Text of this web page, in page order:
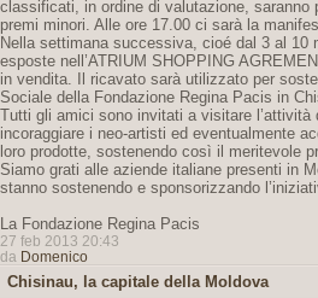
classificati, in ordine di valutazione, saranno
premi minori. Alle ore 17.00 ci sarà la
Nella settimana successiva, cioé dal 3 al 10
esposte nell’ATRIUM SHOPPING
in vendita. Il ricavato sarà utilizzato per
Sociale della Fondazione Regina Pacis in
Tutti gli amici sono invitati a visitare l’attività
incoraggiare i neo-artisti ed eventualmente
loro prodotte, sostenendo così il meritevole
Siamo grati alle aziende italiane presenti in
stanno sostenendo e sponsorizzando
La Fondazione Regina Pacis
27 feb 2013 20:43
da Domenico
Chisinau, la capitale della Moldova